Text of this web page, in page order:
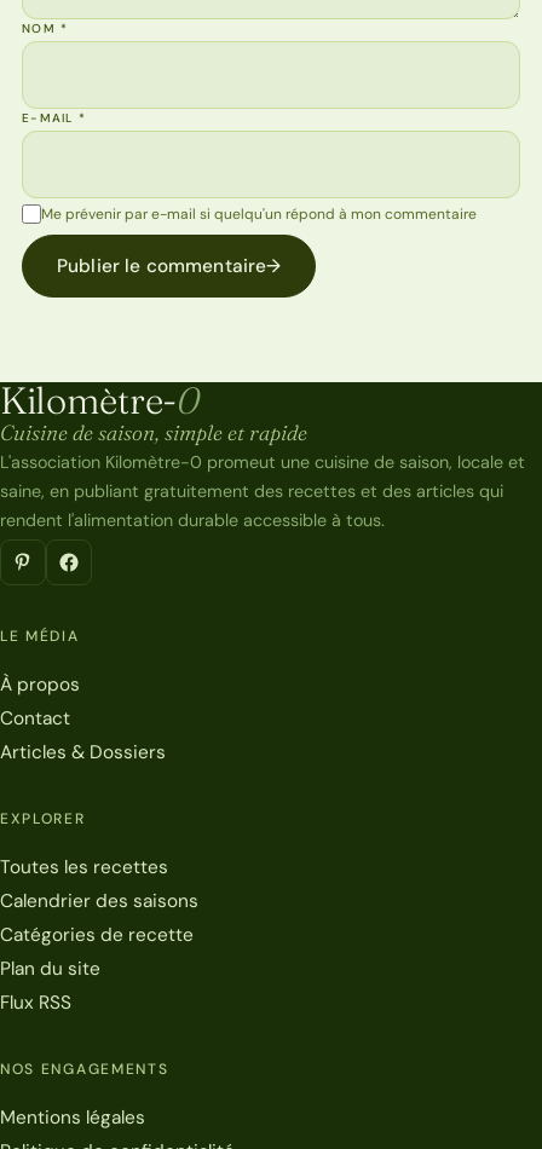
NOM*
E-MAIL*
Me prévenir par e-mail si quelqu'un répond à mon commentaire
Publier le commentaire→
Kilomètre-0
Kilomètre-0
Cuisine de saison, simple et rapide
L'association Kilomètre-0 promeut une cuisine de saison, locale et
saine, en publiant gratuitement des recettes et des articles qui
rendent l'alimentation durable accessible à tous.
LE MÉDIA
À propos
Contact
Articles & Dossiers
EXPLORER
Toutes les recettes
Calendrier des saisons
Catégories de recette
Plan du site
Flux RSS
NOS ENGAGEMENTS
Mentions légales